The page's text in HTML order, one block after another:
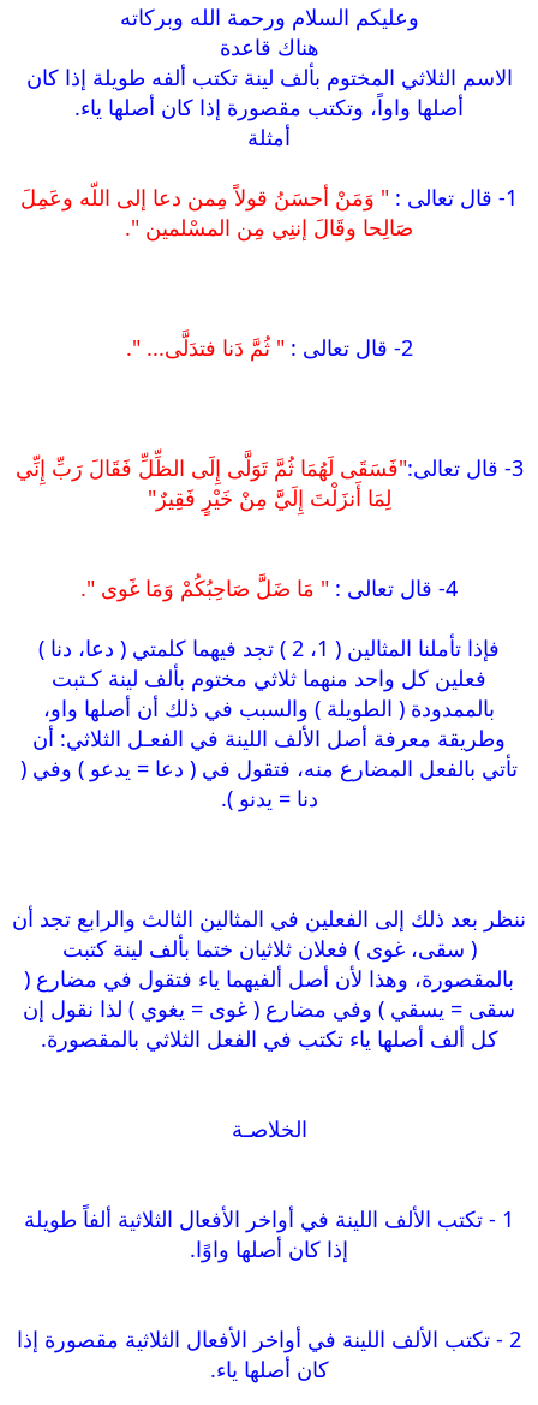
وعليكم السلام ورحمة الله وبركاته
هناك قاعدة
الاسم الثلاثي المختوم بألف لينة تكتب ألفه طويلة إذا كان
أصلها واواً، وتكتب مقصورة إذا كان أصلها ياء.
أمثلة
1- قال تعالى :
" وَمَنْ أحسَنُ قولاً مِمن دعا إلى اللّه وعَمِلَ
صَالِحا وقَالَ إننِي مِن المسْلمين ".
2- قال تعالى : " ثُمَّ دَنا فتدَلَّى... ".
3- قال تعالى:
"فَسَقَى لَهُمَا ثُمَّ تَوَلَّى إِلَى الظِّلِّ فَقَالَ رَبِّ إِنِّي
لِمَا أَنزَلْتَ إِلَيَّ مِنْ خَيْرٍ فَقِيرٌ"
4- قال تعالى : " مَا ضَلَّ صَاحِبُكُمْ وَمَا غَوى ".
فإذا تأملنا المثالين ( 1، 2 ) تجد فيهما كلمتي ( دعا، دنا )
فعلين كل واحد منهما ثلاثي مختوم بألف لينة كـتبت
بالممدودة ( الطويلة ) والسبب في ذلك أن أصلها واو،
وطريقة معرفة أصل الألف اللينة في الفعـل الثلاثي: أن
تأتي بالفعل المضارع منه، فتقول في ( دعا = يدعو ) وفي (
دنا = يدنو ).
ننظر بعد ذلك إلى الفعلين في المثالين الثالث والرابع تجد أن
( سقى، غوى ) فعلان ثلاثيان ختما بألف لينة كتبت
بالمقصورة، وهذا لأن أصل ألفيهما ياء فتقول في مضارع (
سقى = يسقي ) وفي مضارع ( غوى = يغوي ) لذا نقول إن
كل ألف أصلها ياء تكتب في الفعل الثلاثي بالمقصورة.
الخلاصـة
1 - تكتب الألف اللينة في أواخر الأفعال الثلاثية ألفاً طويلة
إذا كان أصلها واوًا.
2 - تكتب الألف اللينة في أواخر الأفعال الثلاثية مقصورة إذا
كان أصلها ياء.